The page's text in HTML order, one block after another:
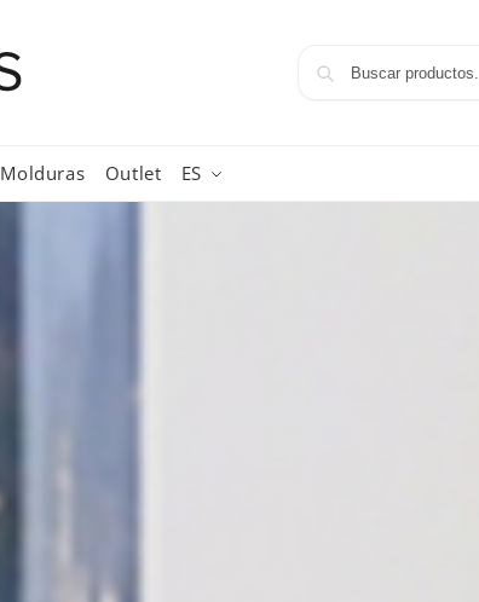
Molduras Outlet ES